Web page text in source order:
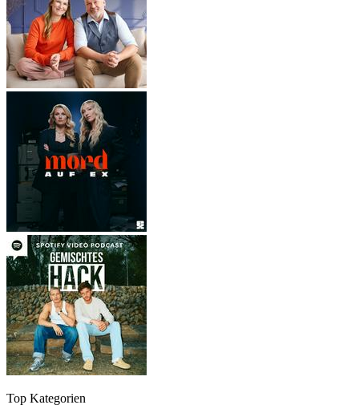
Top Kategorien